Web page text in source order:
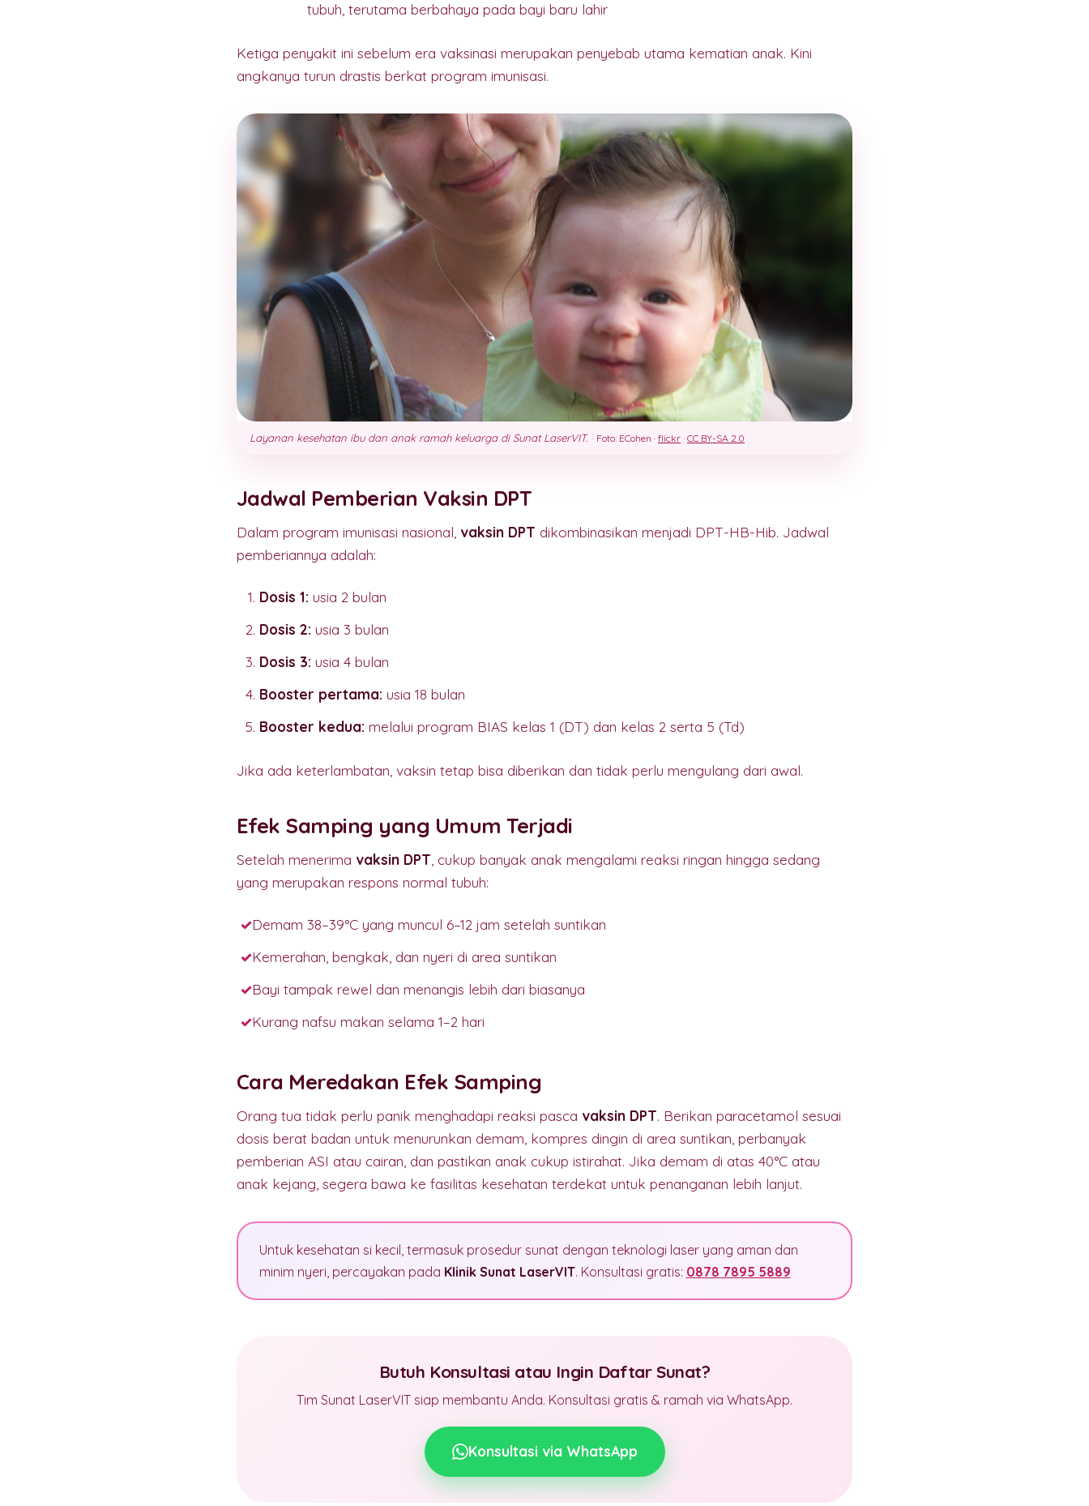
tubuh, terutama berbahaya pada bayi baru lahir
Ketiga penyakit ini sebelum era vaksinasi merupakan penyebab utama kematian anak. Kini
angkanya turun drastis berkat program imunisasi.
Layanan kesehatan ibu dan anak ramah keluarga di Sunat LaserVIT. · Foto: ECohen · flickr · CC BY-SA 2.0
Jadwal Pemberian Vaksin DPT
Dalam program imunisasi nasional, vaksin DPT dikombinasikan menjadi DPT-HB-Hib. Jadwal
pemberiannya adalah:
Dosis 1: usia 2 bulan
Dosis 2: usia 3 bulan
Dosis 3: usia 4 bulan
Booster pertama: usia 18 bulan
Booster kedua: melalui program BIAS kelas 1 (DT) dan kelas 2 serta 5 (Td)
Jika ada keterlambatan, vaksin tetap bisa diberikan dan tidak perlu mengulang dari awal.
Efek Samping yang Umum Terjadi
Setelah menerima vaksin DPT , cukup banyak anak mengalami reaksi ringan hingga sedang
yang merupakan respons normal tubuh:
Demam 38–39°C yang muncul 6–12 jam setelah suntikan
Kemerahan, bengkak, dan nyeri di area suntikan
Bayi tampak rewel dan menangis lebih dari biasanya
Kurang nafsu makan selama 1–2 hari
Cara Meredakan Efek Samping
Orang tua tidak perlu panik menghadapi reaksi pasca vaksin DPT. Berikan paracetamol sesuai
dosis berat badan untuk menurunkan demam, kompres dingin di area suntikan, perbanyak
pemberian ASI atau cairan, dan pastikan anak cukup istirahat. Jika demam di atas 40°C atau
anak kejang, segera bawa ke fasilitas kesehatan terdekat untuk penanganan lebih lanjut.
Untuk kesehatan si kecil, termasuk prosedur sunat dengan teknologi laser yang aman dan
minim nyeri, percayakan pada Klinik Sunat LaserVIT. Konsultasi gratis: 0878 7895 5889
Butuh Konsultasi atau Ingin Daftar Sunat?
Tim Sunat LaserVIT siap membantu Anda. Konsultasi gratis & ramah via WhatsApp.
Konsultasi via WhatsApp